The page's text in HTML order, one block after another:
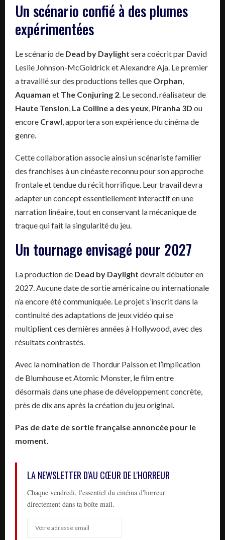
Un scénario confié à des plumes
expérimentées
Le scénario de Dead by Daylight sera coécrit par David
Leslie Johnson-McGoldrick et Alexandre Aja. Le premier
a travaillé sur des productions telles que Orphan,
Aquaman et The Conjuring 2. Le second, réalisateur de
Haute Tension, La Colline a des yeux, Piranha 3D ou
encore Crawl, apportera son expérience du cinéma de
genre.
Cette collaboration associe ainsi un scénariste familier
des franchises à un cinéaste reconnu pour son approche
frontale et tendue du récit horrifique. Leur travail devra
adapter un concept essentiellement interactif en une
narration linéaire, tout en conservant la mécanique de
traque qui fait la singularité du jeu.
Un tournage envisagé pour 2027
La production de Dead by Daylight devrait débuter en
2027. Aucune date de sortie américaine ou internationale
n’a encore été communiquée. Le projet s’inscrit dans la
continuité des adaptations de jeux vidéo qui se
multiplient ces dernières années à Hollywood, avec des
résultats contrastés.
Avec la nomination de Thordur Palsson et l’implication
de Blumhouse et Atomic Monster, le film entre
désormais dans une phase de développement concrète,
près de dix ans après la création du jeu original.
Pas de date de sortie française annoncée pour le
moment.
LA NEWSLETTER D'AU CŒUR DE L'HORREUR
Chaque vendredi, l'essentiel du cinéma d'horreur
directement dans ta boîte mail.